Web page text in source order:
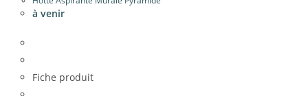
à venir
Fiche produit